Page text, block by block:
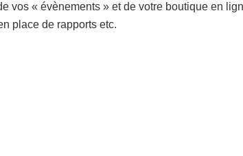
vos « évènements » et de votre boutique en
place de rapports etc.